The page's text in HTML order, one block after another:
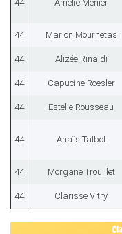
44 Amélie Menier
44 Marion Mournetas
44 Alizée Rinaldi
44 Capucine Roesler
44 Estelle Rousseau
44 Anaïs Talbot
44 Morgane Trouillet
44 Clarisse Vitry